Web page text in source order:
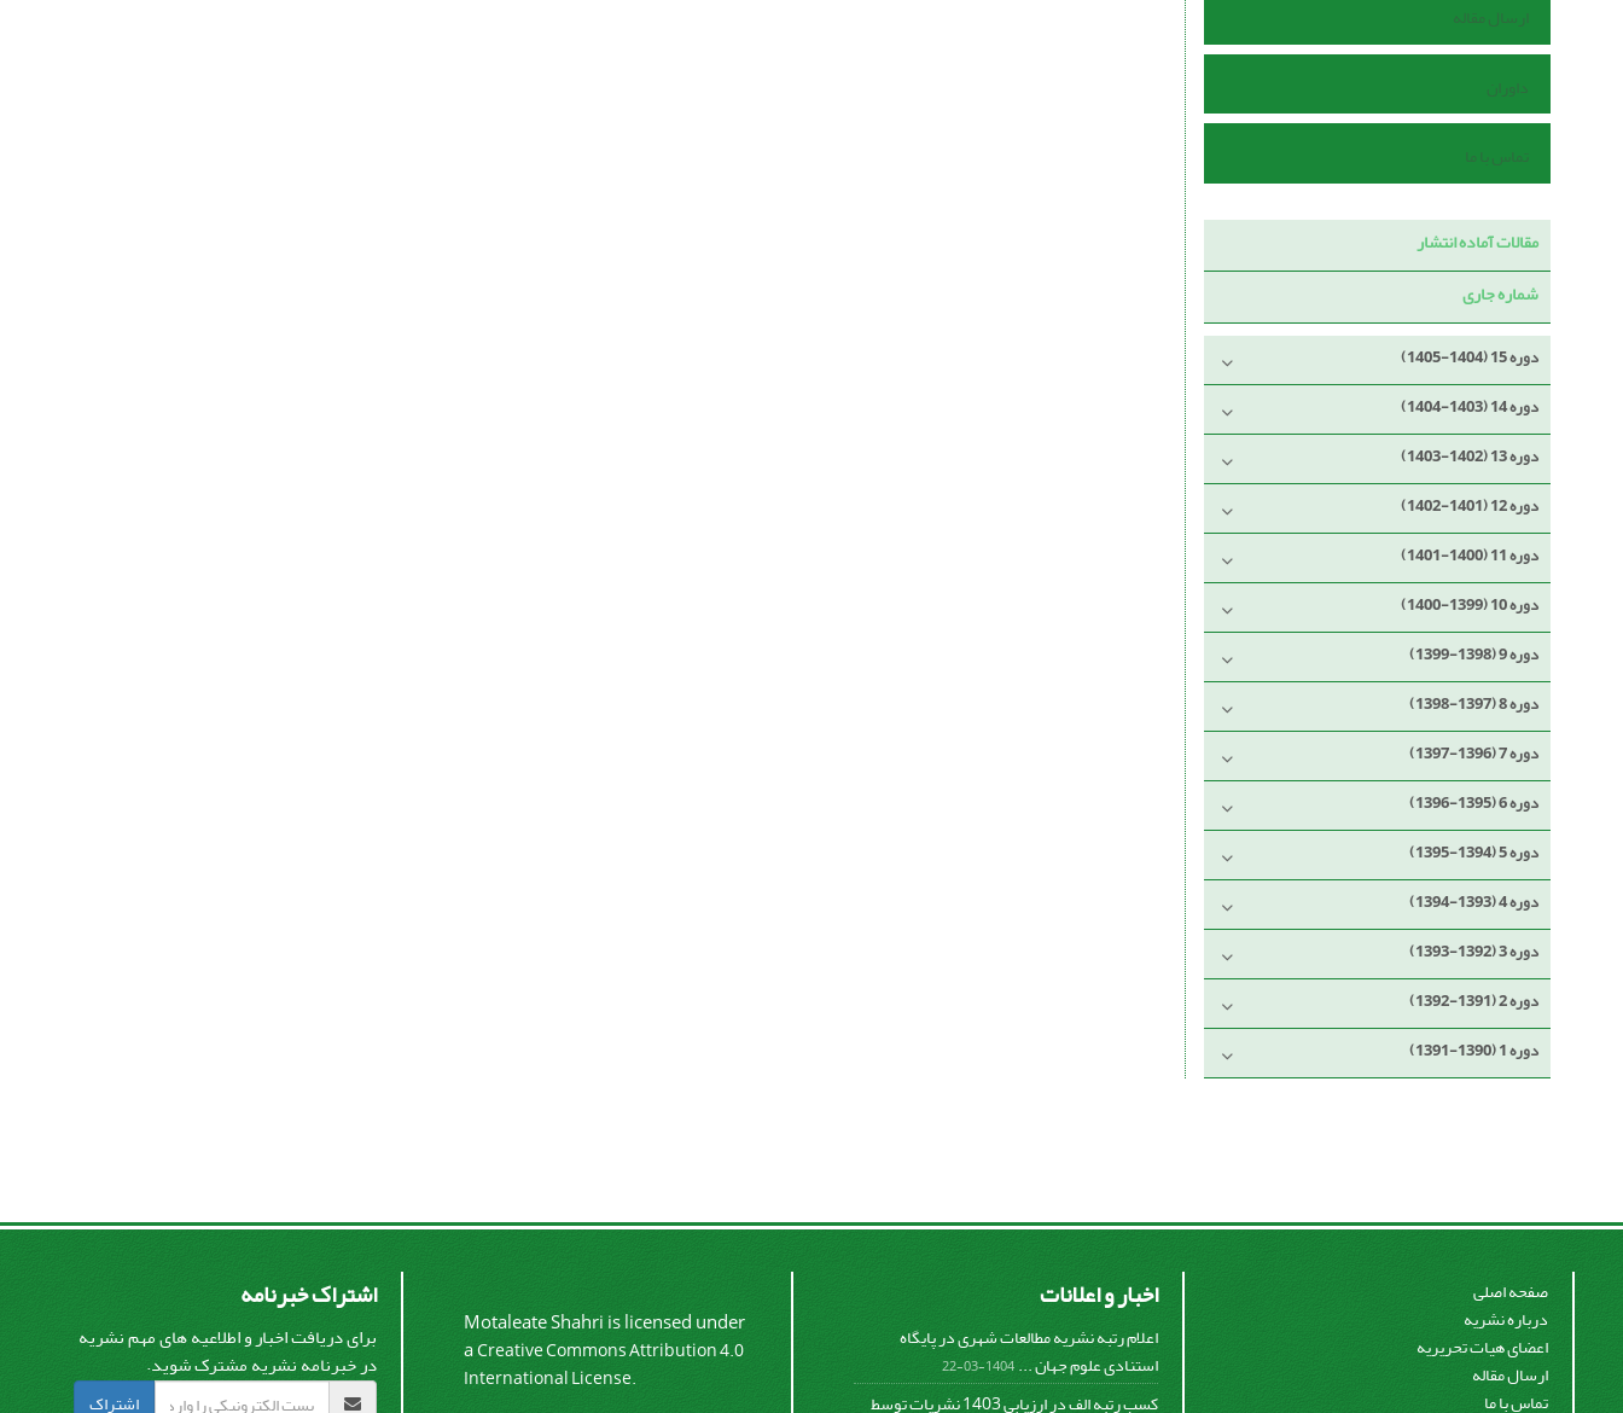
ارسال مقاله
داوران
تماس با ما
مقالات آماده انتشار
شماره جاری
دوره 15 (1404-1405)
دوره 14 (1403-1404)
دوره 13 (1402-1403)
دوره 12 (1401-1402)
دوره 11 (1400-1401)
دوره 10 (1399-1400)
دوره 9 (1398-1399)
دوره 8 (1397-1398)
دوره 7 (1396-1397)
دوره 6 (1395-1396)
دوره 5 (1394-1395)
دوره 4 (1393-1394)
دوره 3 (1392-1393)
دوره 2 (1391-1392)
دوره 1 (1390-1391)
صفحه اصلی
درباره نشریه
اعضای هیات تحریریه
ارسال مقاله
تماس با ما
اخبار و اعلانات
اعلام رتبه نشریه مطالعات شهری در پایگاه
استنادی علوم جهان ... 1404-03-22
کسب رتبه الف در ارزیابی 1403 نشریات توسط
Motaleate Shahri is licensed under
aCreative Commons Attribution 4.0
International License.
اشتراک خبرنامه
برای دریافت اخبار و اطلاعیه های مهم نشریه
در خبرنامه نشریه مشترک شوید.
اشتراک